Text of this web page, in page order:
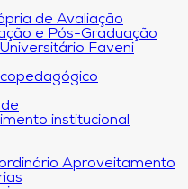
de Avaliação
e Pós-Graduação
Faveni
institucional
Aproveitamento